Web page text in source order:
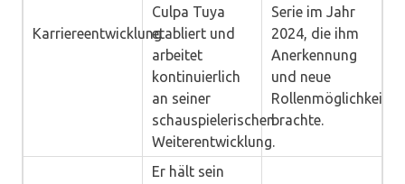
Karriereentwicklung
Culpa Tuya
etabliert und
arbeitet
kontinuierlich
an seiner
schauspielerischen
Weiterentwicklung.
Serie im Jahr
2024, die ihm
Anerkennung
und neue
Rollenmöglichkeiten
brachte.
Er hält sein